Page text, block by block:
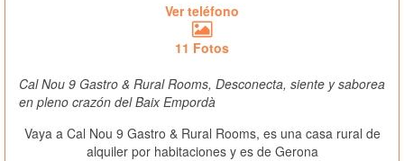
Ver teléfono
11 Fotos
Cal Nou 9 Gastro & Rural Rooms, Desconecta, siente y saborea
en pleno crazón del Baix Empordà
Vaya a Cal Nou 9 Gastro & Rural Rooms, es una casa rural de
alquiler por habitaciones y es de Gerona